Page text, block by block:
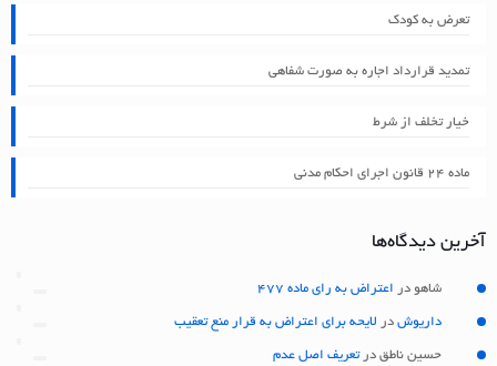
تعرض به کودک
تمدید قرارداد اجاره به صورت شفاهی
خیار تخلف از شرط
ماده ۲۴ قانون اجرای احکام مدنی
آخرین دیدگاه‌ها
شاهو در اعتراض به رای ماده 477
داریوش در لایحه برای اعتراض به قرار منع تعقیب
حسین ناطق درتعریف اصل عدم